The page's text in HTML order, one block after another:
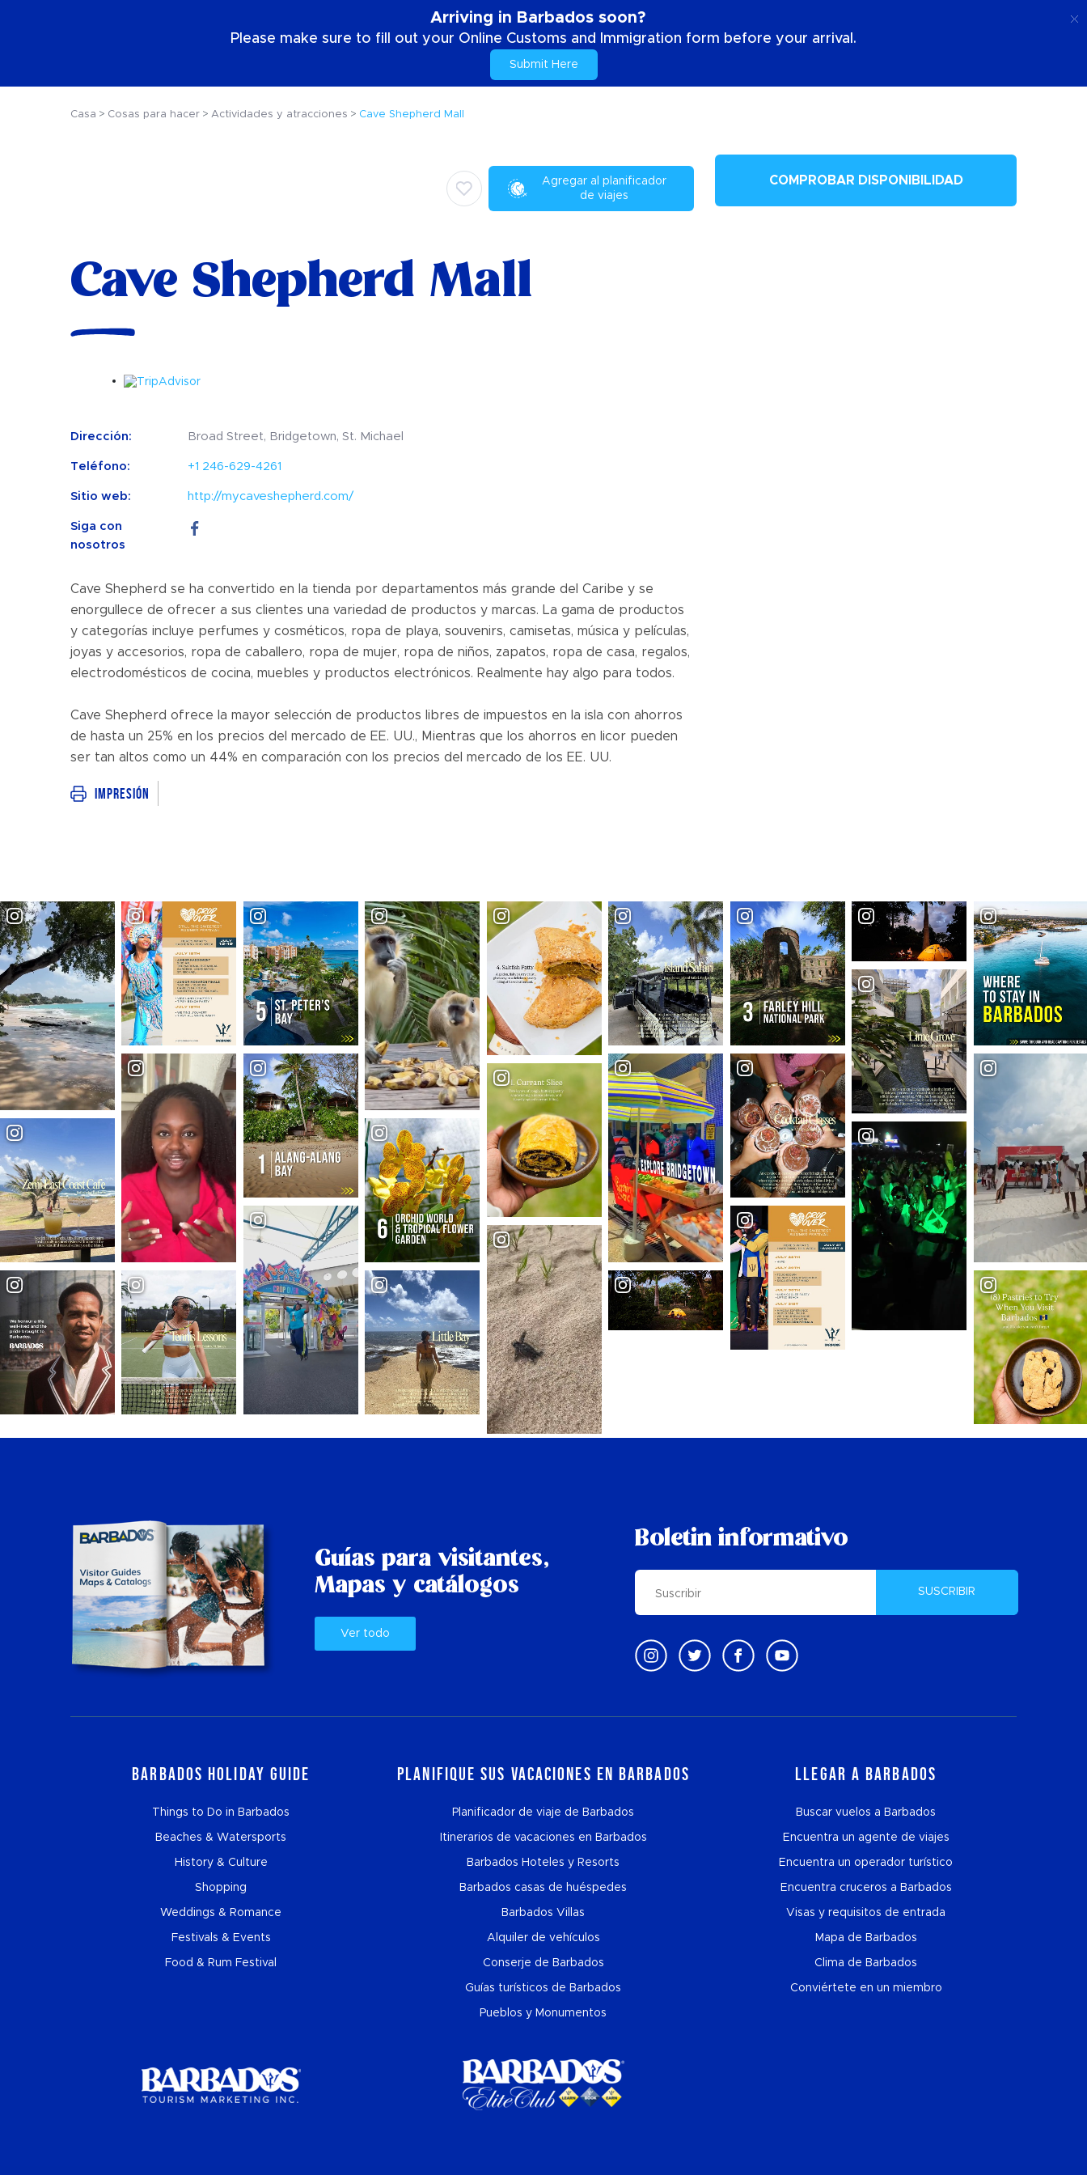
Arriving in Barbados soon?
Please make sure to fill out your Online Customs and Immigration form before your arrival.
Submit Here
Casa Cosas para hacer Actividades y atracciones Cave Shepherd Mall
Agregar al planificador
de viajes
Cave Shepherd Mall
Dirección: Broad Street, Bridgetown, St. Michael
Teléfono: +1 246-629-4261
Sitio web: http://mycaveshepherd.com/
Siga con
nosotros
Cave Shepherd se ha convertido en la tienda por departamentos más grande del Caribe y se
enorgullece de ofrecer a sus clientes una variedad de productos y marcas. La gama de productos
y categorías incluye perfumes y cosméticos, ropa de playa, souvenirs, camisetas, música y películas,
joyas y accesorios, ropa de caballero, ropa de mujer, ropa de niños, zapatos, ropa de casa, regalos,
electrodomésticos de cocina, muebles y productos electrónicos. Realmente hay algo para todos.
Cave Shepherd ofrece la mayor selección de productos libres de impuestos en la isla con ahorros
de hasta un 25% en los precios del mercado de EE. UU., Mientras que los ahorros en licor pueden
ser tan altos como un 44% en comparación con los precios del mercado de los EE. UU.
Impresión
COMPROBAR DISPONIBILIDAD
Guías para visitantes,
Mapas y catálogos
Ver todo
Boletin informativo
SUSCRIBIR
Barbados Holiday Guide
Things to Do in Barbados
Beaches & Watersports
History & Culture
Shopping
Weddings & Romance
Festivals & Events
Food & Rum Festival
Planifique sus vacaciones en Barbados
Planificador de viaje de Barbados
Itinerarios de vacaciones en Barbados
Barbados Hoteles y Resorts
Barbados casas de huéspedes
Barbados Villas
Alquiler de vehículos
Conserje de Barbados
Guías turísticos de Barbados
Pueblos y Monumentos
Llegar a Barbados
Buscar vuelos a Barbados
Encuentra un agente de viajes
Encuentra un operador turístico
Encuentra cruceros a Barbados
Visas y requisitos de entrada
Mapa de Barbados
Clima de Barbados
Conviértete en un miembro